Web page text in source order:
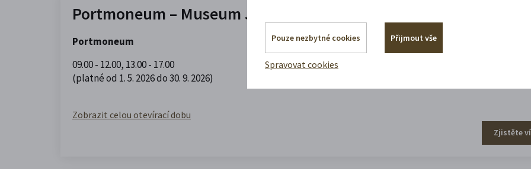
Portmoneum – Museum Josefa Váchala
Portmoneum
09.00 - 12.00, 13.00 - 17.00
(platné od 1. 5. 2026 do 30. 9. 2026)
Zobrazit celou otevírací dobu
Zjistěte
Pouze nezbytné cookies Přijmout vše
Spravovat cookies